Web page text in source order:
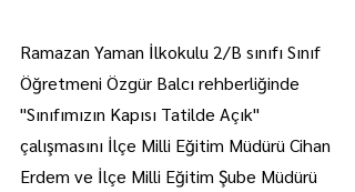
Ramazan Yaman İlkokulu 2/B sınıfı Sınıf
Öğretmeni Özgür Balcı rehberliğinde
"Sınıfımızın Kapısı Tatilde Açık"
çalışmasını İlçe Milli Eğitim Müdürü Cihan
Erdem ve İlçe Milli Eğitim Şube Müdürü